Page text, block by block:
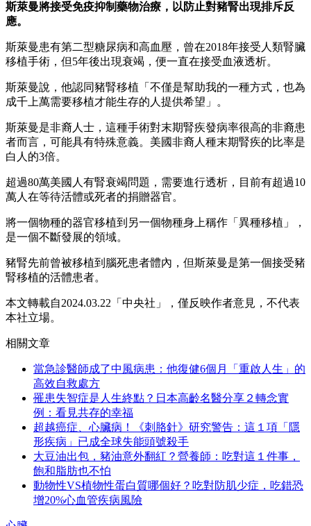
斯萊曼將接受免疫抑制藥物治療，以防止對豬腎出現排斥反
應。
斯萊曼患有第二型糖尿病和高血壓，曾在2018年接受人類腎臟
移植手術，但5年後出現衰竭，便一直在接受血液透析。
斯萊曼說，他認同豬腎移植「不僅是幫助我的一種方式，也為
成千上萬需要移植才能生存的人提供希望」。
斯萊曼是非裔人士，這種手術對末期腎疾發病率很高的非裔患
者而言，可能具有特殊意義。美國非裔人種末期腎疾的比率是
白人的3倍。
超過80萬美國人有腎衰竭問題，需要進行透析，目前有超過10
萬人在等待活體或死者的捐贈器官。
將一個物種的器官移植到另一個物種身上稱作「異種移植」，
是一個不斷發展的領域。
豬腎先前曾被移植到腦死患者體內，但斯萊曼是第一個接受豬
腎移植的活體患者。
本文轉載自2024.03.22「中央社」，僅反映作者意見，不代表
本社立場。
相關文章
當急診醫師成了中風病患：他復健6個月「重啟人生」的
高效自救處方
罹患失智症是人生終點？日本高齡名醫分享２轉念實
例：看見共存的幸福
超越癌症、心臟病！《刺胳針》研究警告：這１項「隱
形疾病」已成全球失能頭號殺手
大豆油出包，豬油意外翻紅？營養師：吃對這１件事，
飽和脂肪也不怕
動物性VS植物性蛋白質哪個好？吃對防肌少症，吃錯恐
增20%心血管疾病風險